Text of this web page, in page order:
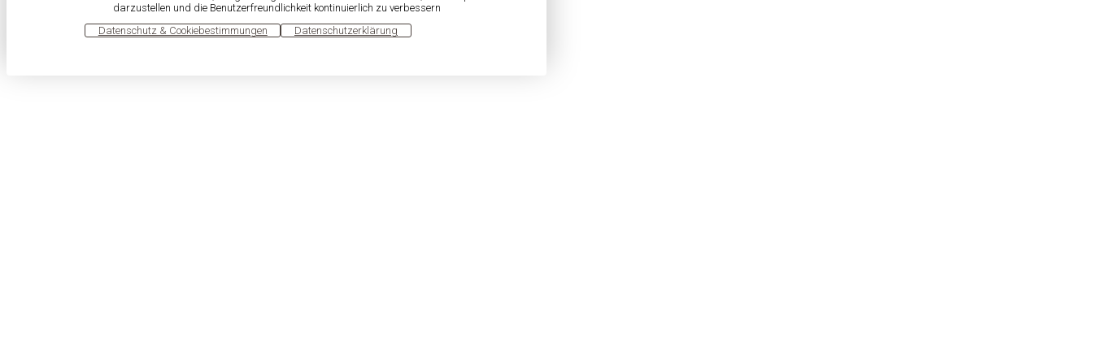
darzustellen und die Benutzerfreundlichkeit kontinuierlich zu verbessern
Datenschutz & Cookiebestimmungen Datenschutzerklärung